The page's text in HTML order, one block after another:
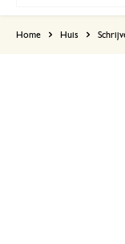
Home Huis